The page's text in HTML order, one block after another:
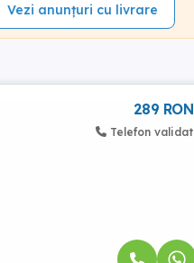
Vezi anunțuri cu livrare
289 RON
Telefon validat